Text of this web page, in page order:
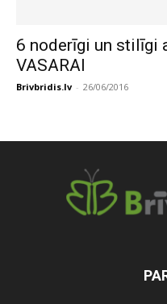
6 noderīgi un stilīgi
VASARAI
Brivbridis.lv - 26/06/2016